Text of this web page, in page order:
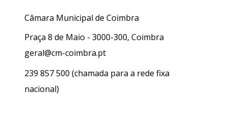
Câmara Municipal de Coimbra
Praça 8 de Maio - 3000-300, Coimbra
geral@cm-coimbra.pt
239 857 500 (chamada para a rede fixa
nacional)